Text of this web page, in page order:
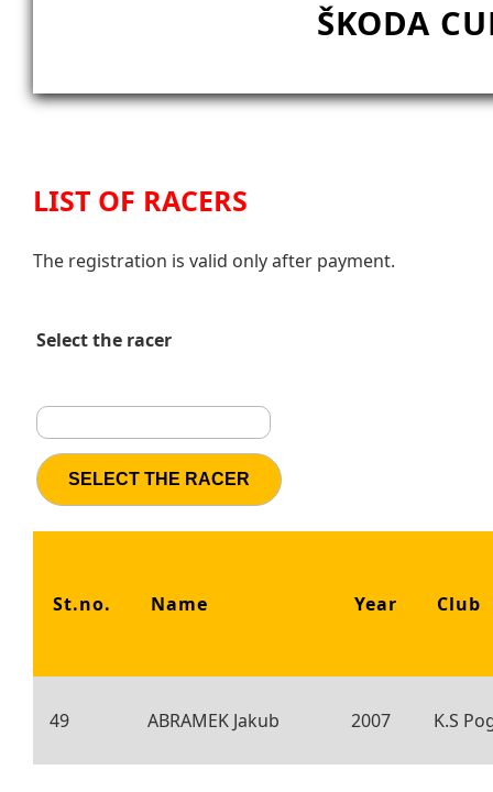
ŠKODA
LIST OF RACERS
The registration is valid only after payment.
Select the racer
St.no. Name Year Club
49 ABRAMEK Jakub 2007 K.S